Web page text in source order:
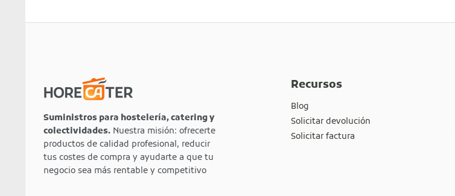
Suministros para hostelería, catering y
colectividades. Nuestra misión: ofrecerte
productos de calidad profesional, reducir
tus costes de compra y ayudarte a que tu
negocio sea más rentable y competitivo
Recursos
Blog
Solicitar devolución
Solicitar factura